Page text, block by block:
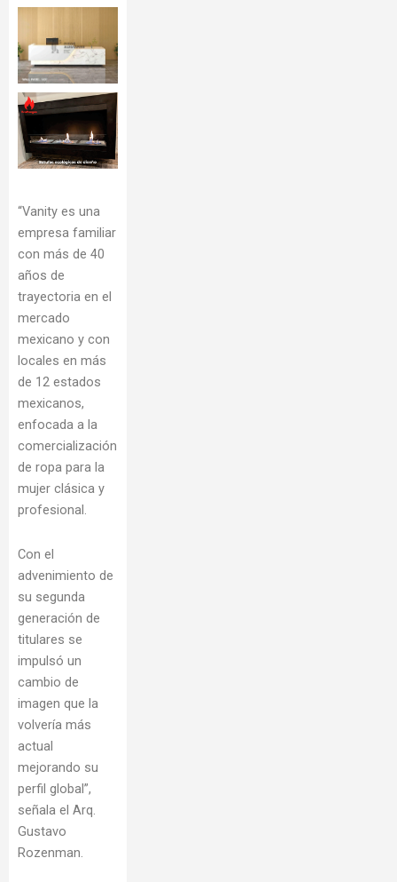
“Vanity es una
empresa familiar
con más de 40
años de
trayectoria en el
mercado
mexicano y con
locales en más
de 12 estados
mexicanos,
enfocada a la
comercialización
de ropa para la
mujer clásica y
profesional.
Con el
advenimiento de
su segunda
generación de
titulares se
impulsó un
cambio de
imagen que la
volvería más
actual
mejorando su
perfil global”,
señala el Arq.
Gustavo
Rozenman.